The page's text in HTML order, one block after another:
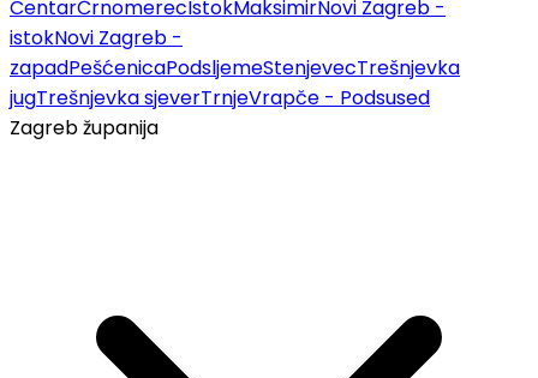
CentarČrnomerecIstokMaksimirNovi Zagreb -
istokNovi Zagreb -
zapadPešćenicaPodsljemeStenjevecTrešnjevka
jugTrešnjevka sjeverTrnjeVrapče - Podsused
Zagreb županija